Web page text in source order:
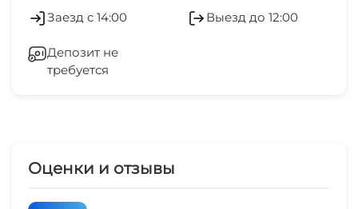
Гладильные принадлежности
Заезд с 14:00 Выезд до 12:00
Депозит не
требуется
Оценки и отзывы